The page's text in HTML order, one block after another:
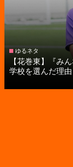
ゆるネタ
【花巻東】『み
学校を選んだ理